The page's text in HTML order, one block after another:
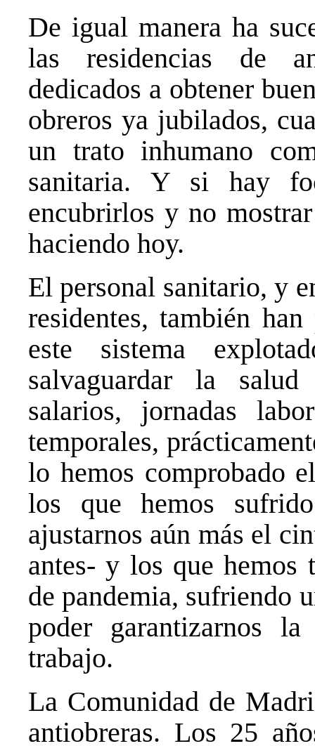
De igual manera ha
las residencias de
dedicados a obtener
obreros ya jubilados,
un trato inhumano
sanitaria. Y si hay
encubrirlos y no
haciendo hoy.
El personal sanitario, y
residentes, también
este sistema
salvaguardar la
salarios, jornadas
temporales,
lo hemos comprobado
los que hemos
ajustarnos aún más el
antes- y los que hemos
de pandemia, sufriendo
poder garantizarnos
trabajo.
La Comunidad de
antiobreras. Los 25